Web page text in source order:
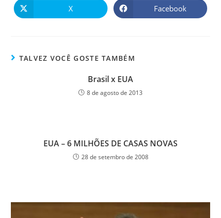
X Facebook
TALVEZ VOCÊ GOSTE TAMBÉM
Brasil x EUA
8 de agosto de 2013
EUA – 6 MILHÕES DE CASAS NOVAS
28 de setembro de 2008